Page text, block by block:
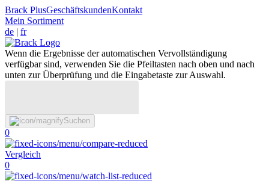
Brack PlusGeschäftskundenKontakt
Mein Sortiment
de | fr
Wenn die Ergebnisse der automatischen Vervollständigung
verfügbar sind, verwenden Sie die Pfeiltasten nach oben und nach
unten zur Überprüfung und die Eingabetaste zur Auswahl.
Suchen
0
Vergleich
0